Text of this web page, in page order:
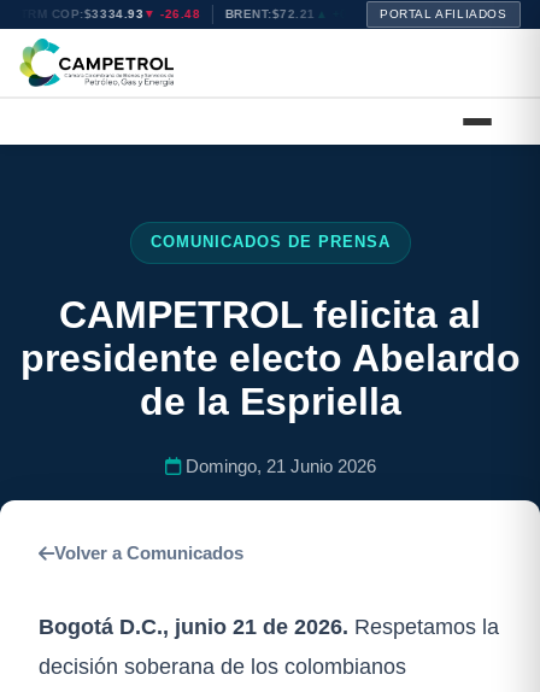
TRM COP:$3334.93▼ -26.48 BRENT:$72.21 ▲ +0.47 WTI:$68.92 ▲ +0.41
PORTAL AFILIADOS
COMUNICADOS DE PRENSA
CAMPETROL felicita al
presidente electo Abelardo
de la Espriella
Domingo, 21 Junio 2026
Volver a Comunicados
Bogotá D.C., junio 21 de 2026. Respetamos la
decisión soberana de los colombianos